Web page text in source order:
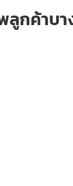
ลูกค้าบ